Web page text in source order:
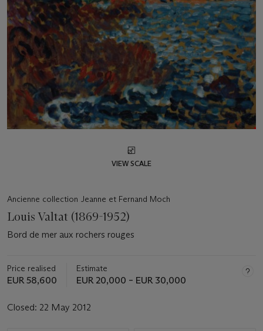
VIEW SCALE
Ancienne collection Jeanne et Fernand Moch
Louis Valtat (1869-1952)
Bord de mer aux rochers rouges
Price realised
EUR 58,600
Estimate
EUR 20,000 – EUR 30,000
Closed: 22 May 2012